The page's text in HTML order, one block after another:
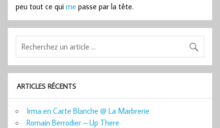
peu tout ce qui me passe par la tête.
ARTICLES RÉCENTS
Irma en Carte Blanche @ La Marbrerie
Romain Berrodier – Up There